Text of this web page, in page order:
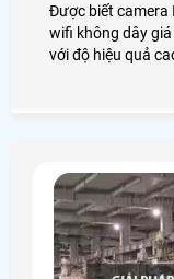
Được biết camera
wifi không dây
với độ hiệu quả